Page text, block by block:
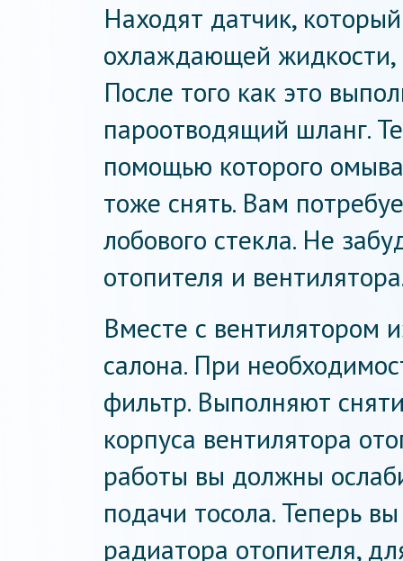
Находят датчик,
охлаждающей жидкости,
После того как это
пароотводящий шланг.
помощью которого
тоже снять. Вам
лобового стекла. Не
отопителя и
Вместе с вентилятором
салона. При
фильтр. Выполняют
корпуса вентилятора
работы вы должны
подачи тосола. Теперь
радиатора отопителя,